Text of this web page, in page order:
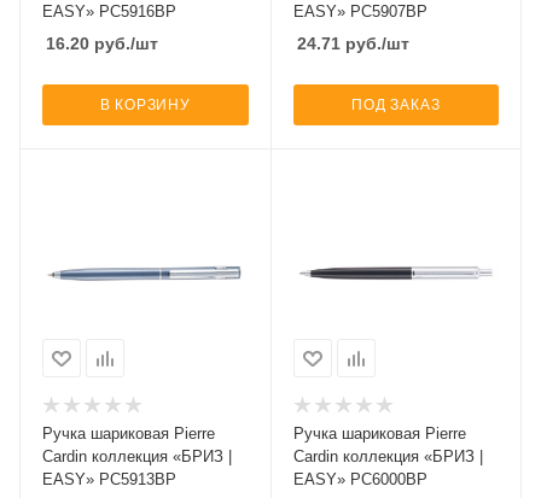
EASY» PC5916BP
16.20 руб./шт
В КОРЗИНУ
EASY» PC5907BP
24.71руб./шт
ПОД ЗАКАЗ
Ручка шариковая Pierre
Cardin коллекция «БРИЗ |
EASY» PC5913BP
Ручка шариковая Pierre
Cardin коллекция «БРИЗ |
EASY» PC6000BP